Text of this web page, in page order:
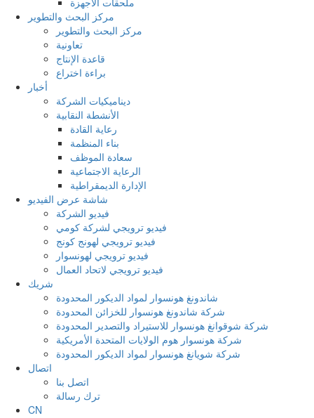
مركز البحث والتطوير
مركز البحث والتطوير
تعاونية
قاعدة الإنتاج
براءة اختراع
أخبار
ديناميكيات الشركة
الأنشطة النقابية
رعاية القادة
بناء المنظمة
سعادة الموظف
الرعاية الاجتماعية
الإدارة الديمقراطية
شاشة عرض الفيديو
فيديو الشركة
فيديو ترويجي لشركة كومي
فيديو ترويجي لهونج كونج
فيديو ترويجي لهونسوار
فيديو ترويجي لاتحاد العمال
شريك
شاندونغ هونسوار لمواد الديكور المحدودة
شركة شاندونغ هونسوار للخزائن المحدودة
شركة شوقوانغ هونسوار للاستيراد والتصدير المحدودة
شركة هونسوار هوم الولايات المتحدة الأمريكية
شركة شويانغ هونسوار لمواد الديكور المحدودة
اتصال
اتصل بنا
ترك رسالة
CN